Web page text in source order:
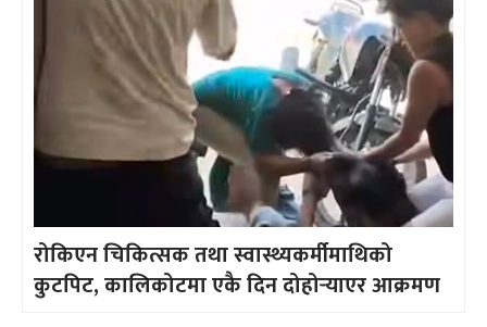
रोकिएन चिकित्सक तथा स्वास्थ्यकर्मीमाथिको
कुटपिट, कालिकोटमा एकै दिन दोहोर्‍याएर आक्रमण